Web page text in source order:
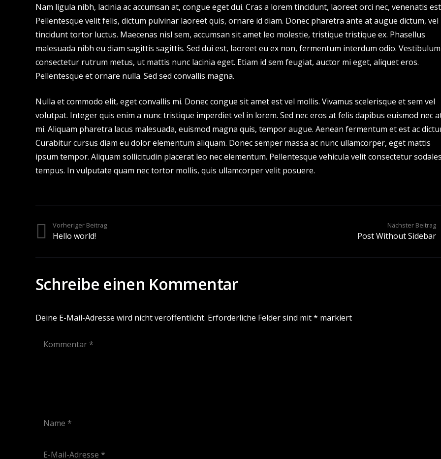
Nam ligula nibh, lacinia ac accumsan at, congue eget dui. Cras a lorem tincidunt, laoreet orci nec, venenatis
Pellentesque velit felis, dictum pulvinar laoreet quis, ornare id diam. Donec pharetra ante at augue dictum, vel
tincidunt tortor luctus. Maecenas nisl sem, accumsan sit amet leo molestie, tristique tristique ex. Phasellus
malesuada nibh eu diam sagittis sagittis. Sed dui est, laoreet eu ex non, fermentum interdum odio. Vestibulum
consectetur rutrum metus, ut mattis nunc lacinia eget. Etiam id sem feugiat, auctor mi eget, aliquet eros.
Pellentesque et ornare nulla. Sed sed convallis magna.
Nulla et commodo elit, eget convallis mi. Donec congue sit amet est vel mollis. Vivamus scelerisque et sem vel
volutpat. Integer quis enim a nunc tristique imperdiet vel in lorem. Sed nec eros at felis dapibus euismod nec
mi. Aliquam pharetra lacus malesuada, euismod magna quis, tempor augue. Aenean fermentum et est ac
Curabitur cursus diam eu dolor elementum aliquam. Donec semper massa ac nunc ullamcorper, eget mattis
ipsum tempor. Aliquam sollicitudin placerat leo nec elementum. Pellentesque vehicula velit consectetur sodales
tempus. In vulputate quam nec tortor mollis, quis ullamcorper velit posuere.
Vorheriger Beitrag
Hello world!
Nächster Beitrag
Post Without Sidebar
Schreibe einen Kommentar
Deine E-Mail-Adresse wird nicht veröffentlicht. Erforderliche Felder sind mit* markiert